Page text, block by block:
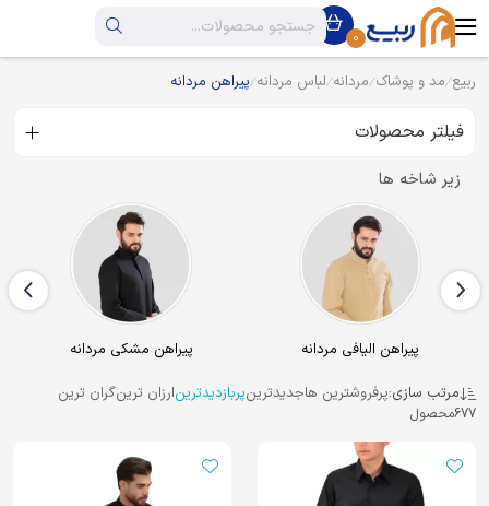
0
ربیع مد و پوشاک مردانه لباس مردانه پیراهن مردانه
فیلتر محصولات
زیر شاخه ها
پیراهن مشکی مردانه
دشداشه مردانه
مرتب سازی:پرفروشترین هاجدیدترینپربازدیدترینارزان ترینگران ترین
677محصول